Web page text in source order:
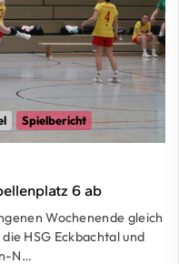
Spielbericht
6 ab
Wochenende gleich
HSG Eckbachtal und
N…